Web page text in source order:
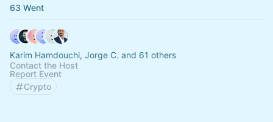
63 Went
Karim Hamdouchi, Jorge C. and 61 others
Contact the Host
Report Event
Crypto